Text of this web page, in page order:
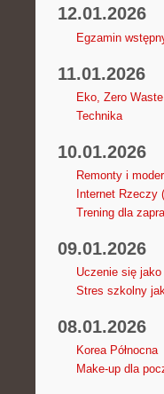
12.01.2026
Egzamin
11.01.2026
Eko, Zero
Technika
10.01.2026
Remonty i
Internet Rzeczy
Trening dla
09.01.2026
Uczenie się jako
Stres szkolny
08.01.2026
Korea Północna
Make-up dla